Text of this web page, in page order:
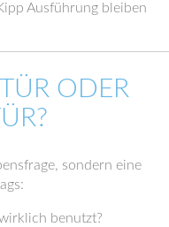
Ausführung bleiben
ODER
sondern eine
benutzt?